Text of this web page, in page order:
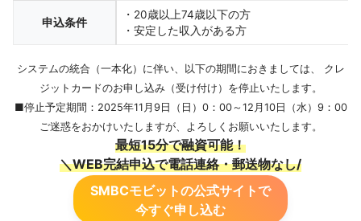
申込条件
・20歳以上74歳以下の方
・安定した収入がある方
システムの統合（一本化）に伴い、以下の期間におきましては、 クレ
ジットカードのお申し込み（受け付け）を停止いたします。
■停止予定期間：2025年11月9日（日）0：00～12月10日（水）9：00
ご迷惑をおかけいたしますが、よろしくお願いいたします。
最短15分で融資可能！
＼WEB完結申込で電話連絡・郵送物なし/
SMBCモビットの公式サイトで
今すぐ申し込む